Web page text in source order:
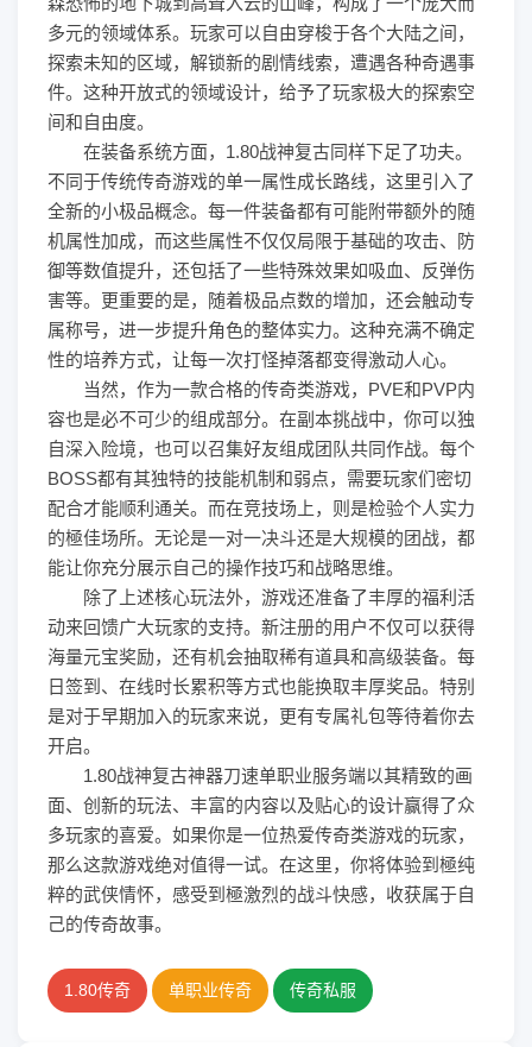
多元的领域体系。玩家可以自由穿梭于各个大陆之间，
探索未知的区域，解锁新的剧情线索，遭遇各种奇遇事
件。这种开放式的领域设计，给予了玩家极大的探索空
间和自由度。
在装备系统方面，1.80战神复古同样下足了功夫。
不同于传统传奇游戏的单一属性成长路线，这里引入了
全新的小极品概念。每一件装备都有可能附带额外的随
机属性加成，而这些属性不仅仅局限于基础的攻击、防
御等数值提升，还包括了一些特殊效果如吸血、反弹伤
害等。更重要的是，随着极品点数的增加，还会触动专
属称号，进一步提升角色的整体实力。这种充满不确定
性的培养方式，让每一次打怪掉落都变得激动人心。
当然，作为一款合格的传奇类游戏，PVE和PVP内
容也是必不可少的组成部分。在副本挑战中，你可以独
自深入险境，也可以召集好友组成团队共同作战。每个
BOSS都有其独特的技能机制和弱点，需要玩家们密切
配合才能顺利通关。而在竞技场上，则是检验个人实力
的極佳场所。无论是一对一决斗还是大规模的团战，都
能让你充分展示自己的操作技巧和战略思维。
除了上述核心玩法外，游戏还准备了丰厚的福利活
动来回馈广大玩家的支持。新注册的用户不仅可以获得
海量元宝奖励，还有机会抽取稀有道具和高级装备。每
日签到、在线时长累积等方式也能换取丰厚奖品。特别
是对于早期加入的玩家来说，更有专属礼包等待着你去
开启。
1.80战神复古神器刀速单职业服务端以其精致的画
面、创新的玩法、丰富的内容以及贴心的设计赢得了众
多玩家的喜爱。如果你是一位热爱传奇类游戏的玩家，
那么这款游戏绝对值得一试。在这里，你将体验到極纯
粹的武侠情怀，感受到極激烈的战斗快感，收获属于自
己的传奇故事。
1.80传奇 单职业传奇 传奇私服